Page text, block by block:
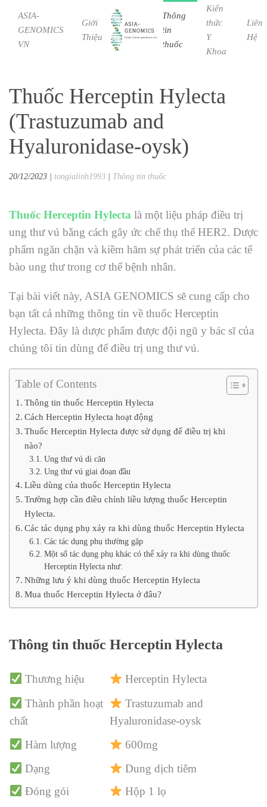
Skip to main content
ASIA-
GENOMICS
VN
Giới
Thiệu
Bệnh
Học
Thông
tin
thuốc
Kiến
thức
Y
Khoa
Liên
Hệ
Thuốc Herceptin Hylecta
(Trastuzumab and
Hyaluronidase-oysk)
20/12/2023 tongialinh1993 Thông tin thuốc
Thuốc Herceptin Hylecta là một liệu pháp điều trị
ung thư vú bằng cách gây ức chế thụ thể HER2. Dược
phẩm ngăn chặn và kiềm hãm sự phát triển của các tế
bào ung thư trong cơ thể bệnh nhân.
Tại bài viết này, ASIA GENOMICS sẽ cung cấp cho
bạn tất cả những thông tin về thuốc Herceptin
Hylecta. Đây là dược phẩm được đội ngũ y bác sĩ của
chúng tôi tin dùng để điều trị ung thư vú.
Table of Contents
Thông tin thuốc Herceptin Hylecta
Cách Herceptin Hylecta hoạt động
Thuốc Herceptin Hylecta được sử dụng để điều trị khi
nào?
Ung thư vú di căn
Ung thư vú giai đoạn đầu
Liều dùng của thuốc Herceptin Hylecta
Trường hợp cần điều chỉnh liều lượng thuốc Herceptin
Hylecta.
Các tác dụng phụ xảy ra khi dùng thuốc Herceptin Hylecta
Các tác dụng phụ thường gặp
Một số tác dụng phụ khác có thể xảy ra khi dùng thuốc
Herceptin Hylecta như:
Những lưu ý khi dùng thuốc Herceptin Hylecta
Mua thuốc Herceptin Hylecta ở đâu?
Thông tin thuốc Herceptin Hylecta
Thương hiệu
Herceptin Hylecta
Thành phần hoạt
chất
Trastuzumab and
Hyaluronidase-oysk
Hàm lượng
600mg
Dạng
Dung dịch tiêm
Đóng gói
Hộp 1 lọ